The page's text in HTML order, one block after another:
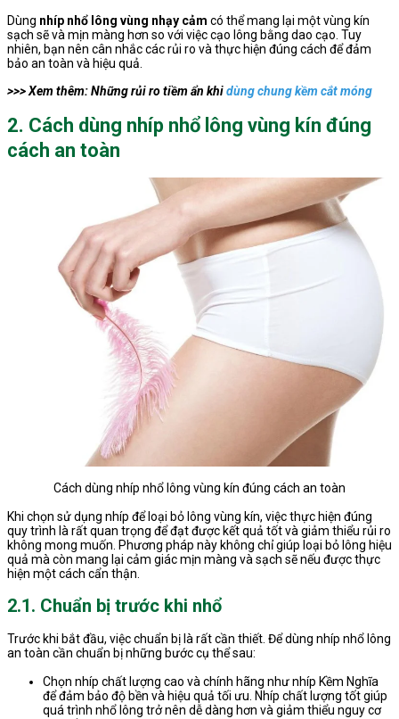
Dùng nhíp nhổ lông vùng nhạy cảm có thể mang lại một vùng kín
sạch sẽ và mịn màng hơn so với việc cạo lông bằng dao cạo. Tuy
nhiên, bạn nên cân nhắc các rủi ro và thực hiện đúng cách để đảm
bảo an toàn và hiệu quả.
>>> Xem thêm: Những rủi ro tiềm ẩn khidùng chung kềm cắt móng
2. Cách dùng nhíp nhổ lông vùng kín đúng
cách an toàn
Cách dùng nhíp nhổ lông vùng kín đúng cách an toàn
Khi chọn sử dụng nhíp để loại bỏ lông vùng kín, việc thực hiện đúng
quy trình là rất quan trọng để đạt được kết quả tốt và giảm thiểu rủi ro
không mong muốn. Phương pháp này không chỉ giúp loại bỏ lông hiệu
quả mà còn mang lại cảm giác mịn màng và sạch sẽ nếu được thực
hiện một cách cẩn thận.
2.1. Chuẩn bị trước khi nhổ
Trước khi bắt đầu, việc chuẩn bị là rất cần thiết. Để dùng nhíp nhổ lông
an toàn cần chuẩn bị những bước cụ thể sau:
Chọn nhíp chất lượng cao và chính hãng như nhíp Kềm Nghĩa
để đảm bảo độ bền và hiệu quả tối ưu. Nhíp chất lượng tốt giúp
quá trình nhổ lông trở nên dễ dàng hơn và giảm thiểu nguy cơ